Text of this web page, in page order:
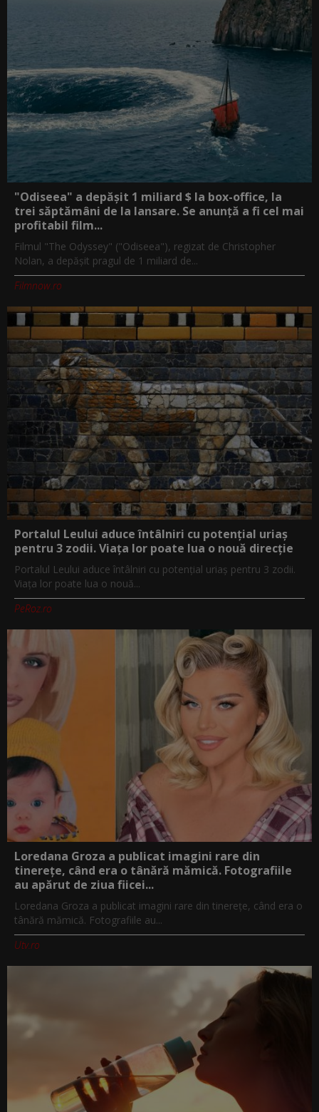
"Odiseea" a depășit 1 miliard $ la box-office, la
trei săptămâni de la lansare. Se anunță a fi cel mai
profitabil film...
Filmul "The Odyssey" ("Odiseea"), regizat de Christopher
Nolan, a depăşit pragul de 1 miliard de...
Filmnow.ro
Portalul Leului aduce întâlniri cu potențial uriaș
pentru 3 zodii. Viața lor poate lua o nouă direcție
Portalul Leului aduce întâlniri cu potențial uriaș pentru 3 zodii.
Viața lor poate lua o nouă...
PeRoz.ro
Loredana Groza a publicat imagini rare din
tinerețe, când era o tânără mămică. Fotografiile
au apărut de ziua fiicei...
Loredana Groza a publicat imagini rare din tinerețe, când era o
tânără mămică. Fotografiile au...
Utv.ro